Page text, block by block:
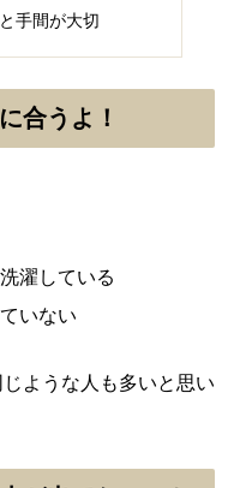
手間が大切
合うよ！
濯している
いない
ような人も多いと思い